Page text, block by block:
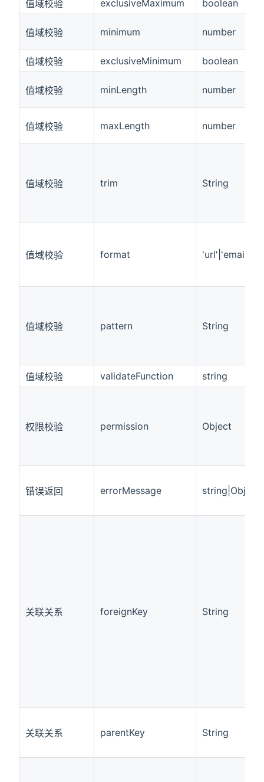
值域校验 exclusiveMaximum boolean
值域校验 minimum number
值域校验 exclusiveMinimum boolean
值域校验 minLength number
值域校验 maxLength number
值域校验 trim String
值域校验 format 'url'|'email'
值域校验 pattern String
值域校验 validateFunction string
权限校验 permission Object
错误返回 errorMessage string|Object
关联关系 foreignKey String
关联关系 parentKey String